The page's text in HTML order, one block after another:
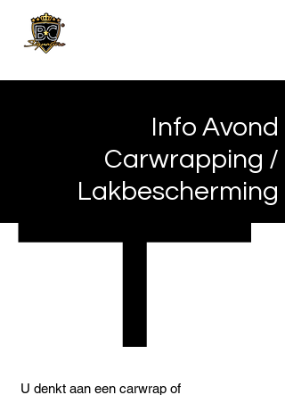
Info Avond
Carwrapping /
Lakbescherming
U denkt aan een carwrap of